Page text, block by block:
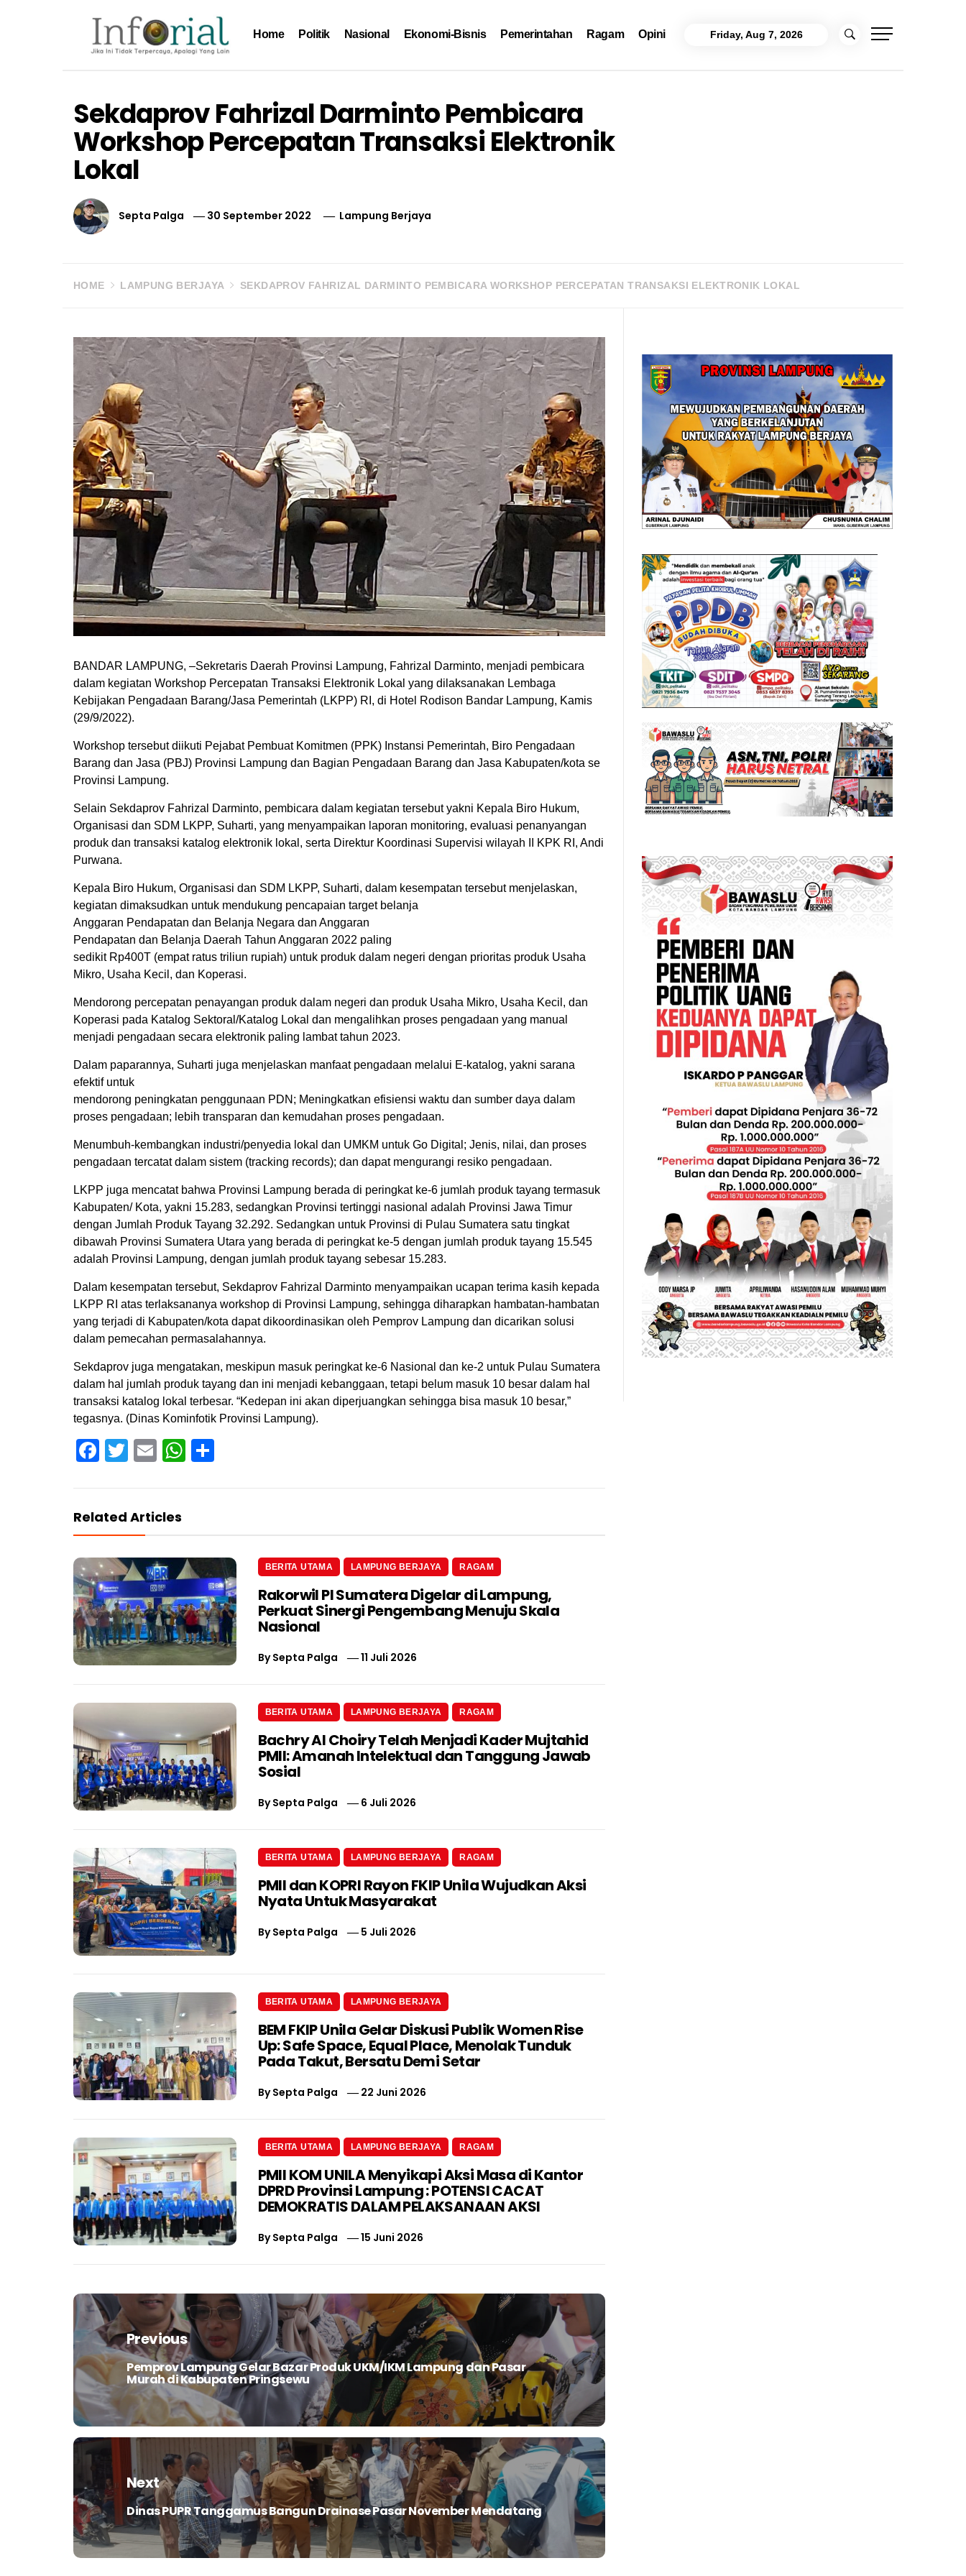
content
Home Politik Nasional Ekonomi-Bisnis Pemerintahan Ragam Opini Friday, Aug 7, 2026
Sekdaprov Fahrizal Darminto Pembicara
Workshop Percepatan Transaksi Elektronik
Lokal
Septa Palga 30 September 2022 Lampung Berjaya
HOME LAMPUNG BERJAYA SEKDAPROV FAHRIZAL DARMINTO PEMBICARA WORKSHOP PERCEPATAN TRANSAKSI ELEKTRONIK LOKAL
BANDAR LAMPUNG, –Sekretaris Daerah Provinsi Lampung, Fahrizal Darminto, menjadi pembicara
dalam kegiatan Workshop Percepatan Transaksi Elektronik Lokal yang dilaksanakan Lembaga
Kebijakan Pengadaan Barang/Jasa Pemerintah (LKPP) RI, di Hotel Rodison Bandar Lampung, Kamis
(29/9/2022).
Workshop tersebut diikuti Pejabat Pembuat Komitmen (PPK) Instansi Pemerintah, Biro Pengadaan
Barang dan Jasa (PBJ) Provinsi Lampung dan Bagian Pengadaan Barang dan Jasa Kabupaten/kota se
Provinsi Lampung.
Selain Sekdaprov Fahrizal Darminto, pembicara dalam kegiatan tersebut yakni Kepala Biro Hukum,
Organisasi dan SDM LKPP, Suharti, yang menyampaikan laporan monitoring, evaluasi penanyangan
produk dan transaksi katalog elektronik lokal, serta Direktur Koordinasi Supervisi wilayah II KPK RI, Andi
Purwana.
Kepala Biro Hukum, Organisasi dan SDM LKPP, Suharti, dalam kesempatan tersebut menjelaskan,
kegiatan dimaksudkan untuk mendukung pencapaian target belanja
Anggaran Pendapatan dan Belanja Negara dan Anggaran
Pendapatan dan Belanja Daerah Tahun Anggaran 2022 paling
sedikit Rp400T (empat ratus triliun rupiah) untuk produk dalam negeri dengan prioritas produk Usaha
Mikro, Usaha Kecil, dan Koperasi.
Mendorong percepatan penayangan produk dalam negeri dan produk Usaha Mikro, Usaha Kecil, dan
Koperasi pada Katalog Sektoral/Katalog Lokal dan mengalihkan proses pengadaan yang manual
menjadi pengadaan secara elektronik paling lambat tahun 2023.
Dalam paparannya, Suharti juga menjelaskan manfaat pengadaan melalui E-katalog, yakni sarana
efektif untuk
mendorong peningkatan penggunaan PDN; Meningkatkan efisiensi waktu dan sumber daya dalam
proses pengadaan; lebih transparan dan kemudahan proses pengadaan.
Menumbuh-kembangkan industri/penyedia lokal dan UMKM untuk Go Digital; Jenis, nilai, dan proses
pengadaan tercatat dalam sistem (tracking records); dan dapat mengurangi resiko pengadaan.
LKPP juga mencatat bahwa Provinsi Lampung berada di peringkat ke-6 jumlah produk tayang termasuk
Kabupaten/ Kota, yakni 15.283, sedangkan Provinsi tertinggi nasional adalah Provinsi Jawa Timur
dengan Jumlah Produk Tayang 32.292. Sedangkan untuk Provinsi di Pulau Sumatera satu tingkat
dibawah Provinsi Sumatera Utara yang berada di peringkat ke-5 dengan jumlah produk tayang 15.545
adalah Provinsi Lampung, dengan jumlah produk tayang sebesar 15.283.
Dalam kesempatan tersebut, Sekdaprov Fahrizal Darminto menyampaikan ucapan terima kasih kepada
LKPP RI atas terlaksananya workshop di Provinsi Lampung, sehingga diharapkan hambatan-hambatan
yang terjadi di Kabupaten/kota dapat dikoordinasikan oleh Pemprov Lampung dan dicarikan solusi
dalam pemecahan permasalahannya.
Sekdaprov juga mengatakan, meskipun masuk peringkat ke-6 Nasional dan ke-2 untuk Pulau Sumatera
dalam hal jumlah produk tayang dan ini menjadi kebanggaan, tetapi belum masuk 10 besar dalam hal
transaksi katalog lokal terbesar. “Kedepan ini akan diperjuangkan sehingga bisa masuk 10 besar,”
tegasnya. (Dinas Kominfotik Provinsi Lampung).
Facebook
TwitterEmailWhatsApp
Related Articles
BERITA UTAMA LAMPUNG BERJAYA RAGAM
Rakorwil PI Sumatera Digelar di Lampung,
Perkuat Sinergi Pengembang Menuju Skala
Nasional
BySepta Palga 11 Juli 2026
BERITA UTAMA LAMPUNG BERJAYA RAGAM
Bachry Al Choiry Telah Menjadi Kader Mujtahid
PMII: Amanah Intelektual dan Tanggung Jawab
Sosial
BySepta Palga 6 Juli 2026
BERITA UTAMA LAMPUNG BERJAYA RAGAM
PMII dan KOPRI Rayon FKIP Unila Wujudkan Aksi
Nyata Untuk Masyarakat
BySepta Palga 5 Juli 2026
BERITA UTAMA LAMPUNG BERJAYA
BEM FKIP Unila Gelar Diskusi Publik Women Rise
Up: Safe Space, Equal Place, Menolak Tunduk
Pada Takut, Bersatu Demi Setar
BySepta Palga 22 Juni 2026
BERITA UTAMA LAMPUNG BERJAYA RAGAM
PMII KOM UNILA Menyikapi Aksi Masa di Kantor
DPRD Provinsi Lampung : POTENSI CACAT
DEMOKRATIS DALAM PELAKSANAAN AKSI
BySepta Palga 15 Juni 2026
Navigasi
pos
Previous
Previous
post:
Pemprov Lampung Gelar Bazar Produk UKM/IKM Lampung dan Pasar
Murah di Kabupaten Pringsewu
Next
Next
post:
Dinas PUPR Tanggamus Bangun Drainase Pasar November Mendatang